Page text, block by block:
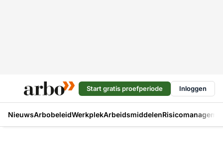
Start gratis proefperiode Inloggen
NieuwsArbobeleidWerkplekArbeidsmiddelen